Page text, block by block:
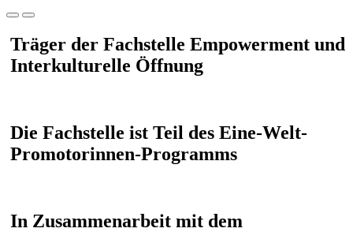
Träger der Fachstelle Empowerment und
Interkulturelle Öffnung
Die Fachstelle ist Teil des Eine-Welt-
Promotorinnen-Programms
In Zusammenarbeit mit dem